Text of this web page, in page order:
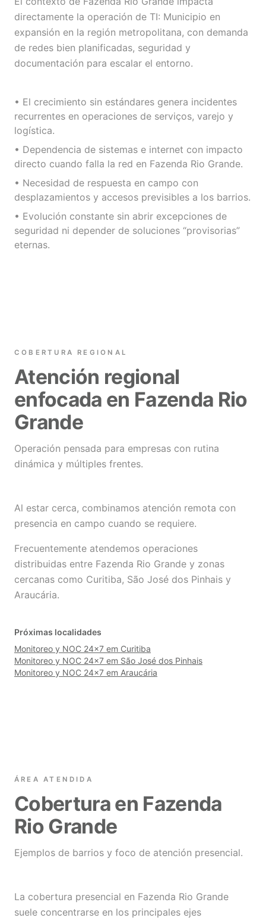
directamente la operación de TI: Municipio en
expansión en la región metropolitana, con demanda
de redes bien planificadas, seguridad y
documentación para escalar el entorno.
• El crecimiento sin estándares genera incidentes
recurrentes en operaciones de serviços, varejo y
logística.
• Dependencia de sistemas e internet con impacto
directo cuando falla la red en Fazenda Rio Grande.
• Necesidad de respuesta en campo con
desplazamientos y accesos previsibles a los barrios.
• Evolución constante sin abrir excepciones de
seguridad ni depender de soluciones “provisorias”
eternas.
COBERTURA REGIONAL
Atención regional
enfocada en Fazenda Rio
Grande
Operación pensada para empresas con rutina
dinámica y múltiples frentes.
Al estar cerca, combinamos atención remota con
presencia en campo cuando se requiere.
Frecuentemente atendemos operaciones
distribuidas entre Fazenda Rio Grande y zonas
cercanas como Curitiba, São José dos Pinhais y
Araucária.
Próximas localidades
Monitoreo y NOC 24×7 em Curitiba
Monitoreo y NOC 24×7 em São José dos Pinhais
Monitoreo y NOC 24×7 em Araucária
ÁREA ATENDIDA
Cobertura en Fazenda
Rio Grande
Ejemplos de barrios y foco de atención presencial.
La cobertura presencial en Fazenda Rio Grande
suele concentrarse en los principales ejes